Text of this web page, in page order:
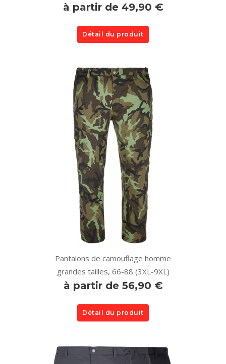
à partir de 49,90 €
Détail du produit
Pantalons de camouflage homme
grandes tailles, 66-88 (3XL-9XL)
à partir de 56,90 €
Détail du produit